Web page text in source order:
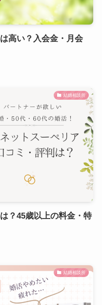
高い？入会金・月会
結婚相談所
？45歳以上の料金・特
結婚相談所